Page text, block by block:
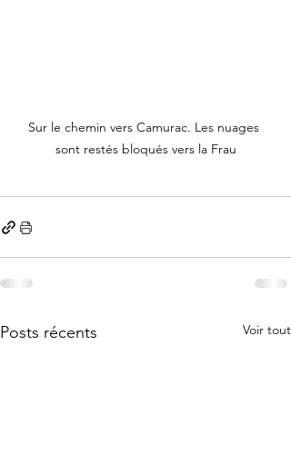
Sur le chemin vers Camurac. Les nuages
sont restés bloqués vers la Frau
Posts récents Voir tout